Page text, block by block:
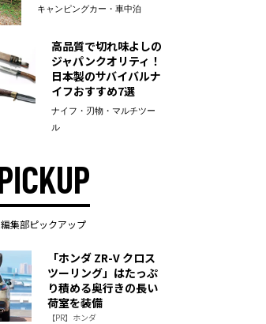
キャンピングカー・車中泊
高品質で切れ味よしの
ジャパンクオリティ！
日本製のサバイバルナ
イフおすすめ7選
ナイフ・刃物・マルチツー
ル
PICKUP
編集部ピックアップ
「ホンダ ZR-V クロス
ツーリング」はたっぷ
り積める奥行きの長い
荷室を装備
【PR】ホンダ